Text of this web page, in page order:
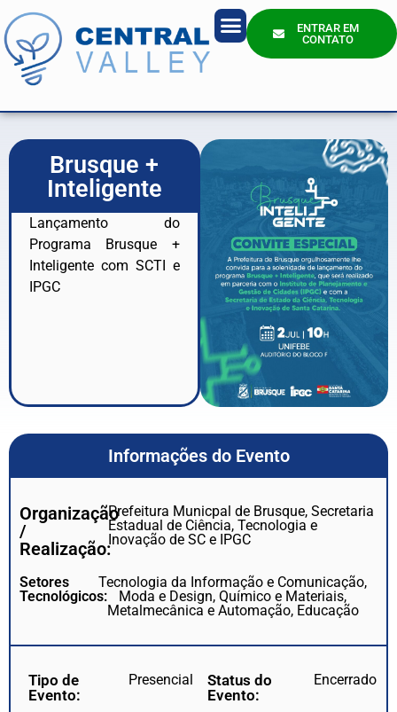
ENTRAR EM
CONTATO
Brusque +
Inteligente
Lançamento do
Programa Brusque +
Inteligente com SCTI e
IPGC
Informações do Evento
Organização
/
Realização:
Prefeitura Municpal de Brusque, Secretaria
Estadual de Ciência, Tecnologia e
Inovação de SC e IPGC
Setores
Tecnológicos:
Tecnologia da Informação e Comunicação,
Moda e Design, Químico e Materiais,
Metalmecânica e Automação, Educação
Tipo de
Evento:
Presencial
Status do
Evento:
Encerrado